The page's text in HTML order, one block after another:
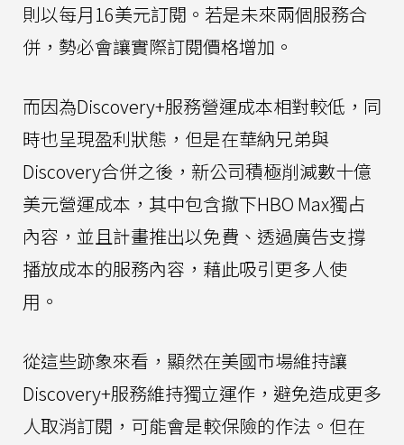
則以每月16美元訂閱。若是未來兩個服務合
併，勢必會讓實際訂閱價格增加。
而因為Discovery+服務營運成本相對較低，同
時也呈現盈利狀態，但是在華納兄弟與
Discovery合併之後，新公司積極削減數十億
美元營運成本，其中包含撤下HBO Max獨占
內容，並且計畫推出以免費、透過廣告支撐
播放成本的服務內容，藉此吸引更多人使
用。
從這些跡象來看，顯然在美國市場維持讓
Discovery+服務維持獨立運作，避免造成更多
人取消訂閱，可能會是較保險的作法。但在